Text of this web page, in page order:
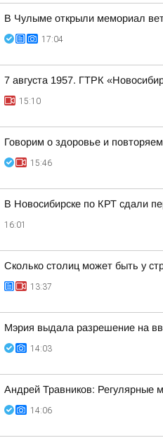
В Чулыме открыли мемориал
17:04
7 августа 1957. ГТРК
15:10
Говорим о здоровье и
15:46
В Новосибирске по КРТ сдали
16:01
Сколько столиц может быть у
13:37
Мэрия выдала разрешение на
14:03
Андрей Травников: Регулярные
14:06